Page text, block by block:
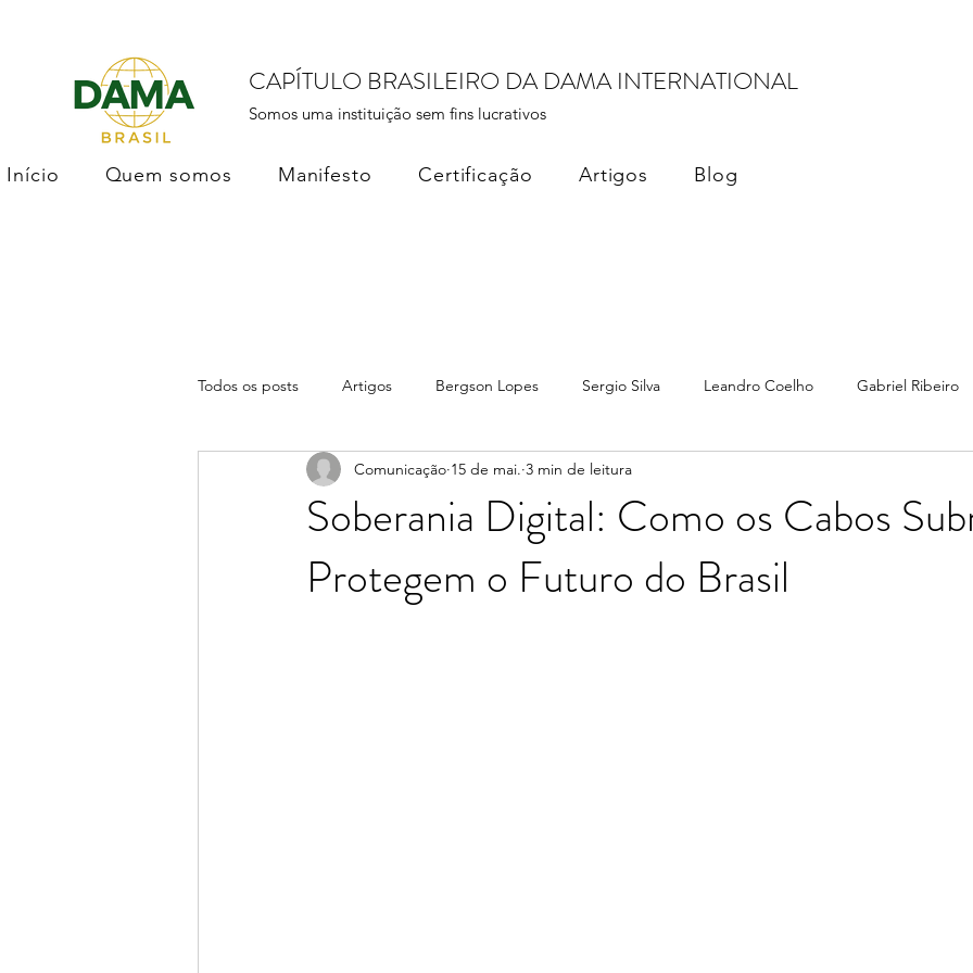
CAPÍTULO BRASILEIRO DA DAMA INTERNATIONAL
Somos uma instituição sem fins lucrativos
Início Quem somos Manifesto Certificação Artigos Blog
Todos os posts Artigos Bergson Lopes Sergio Silva Leandro Coelho Gabriel Ribeiro
DAMA Brasil Soberania dos Dados Monetização de Dados
Consuelo Rodrigues Adriana Moutinho
Soberania Digital: Como os Cabos
Protegem o Futuro do Brasil
Comunicação 15 de mai. 3 min de leitura